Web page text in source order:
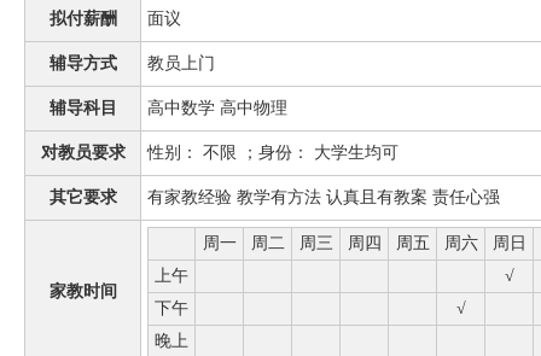
拟付薪酬 面议
辅导方式 教员上门
辅导科目 高中数学 高中物理
对教员要求 性别： 不限 ；身份： 大学生均可
其它要求 有家教经验 教学有方法 认真且有教案 责任心强
家教时间
周一 周二 周三 周四 周五 周六 周日
上午
√
下午
√
晚上